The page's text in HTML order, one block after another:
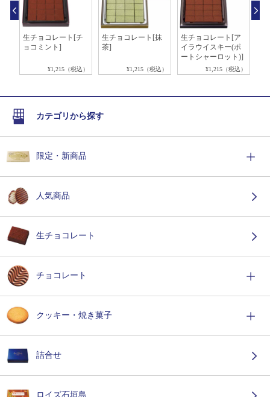
生チョコレート[チ
ョコミント]
¥1,215（税込）
生チョコレート[抹
茶]
¥1,215（税込）
生チョコレート[ア
イラウイスキー(ポ
ートシャーロット)]
¥1,215（税込）
カテゴリから探す
限定・新商品
人気商品
生チョコレート
チョコレート
クッキー・焼き菓子
詰合せ
ロイズ石垣島